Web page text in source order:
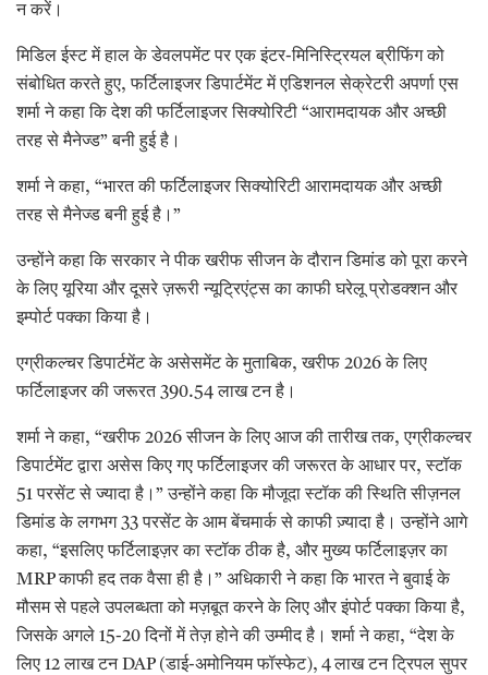
न करें।
मिडिल ईस्ट में हाल के डेवलपमेंट पर एक इंटर-मिनिस्ट्रियल ब्रीफिंग को
संबोधित करते हुए, फर्टिलाइजर डिपार्टमेंट में एडिशनल सेक्रेटरी अपर्णा एस
शर्मा ने कहा कि देश की फर्टिलाइजर सिक्योरिटी “आरामदायक और अच्छी
तरह से मैनेज्ड” बनी हुई है।
शर्मा ने कहा, “भारत की फर्टिलाइजर सिक्योरिटी आरामदायक और अच्छी
तरह से मैनेज्ड बनी हुई है।”
उन्होंने कहा कि सरकार ने पीक खरीफ सीजन के दौरान डिमांड को पूरा करने
के लिए यूरिया और दूसरे ज़रूरी न्यूट्रिएंट्स का काफी घरेलू प्रोडक्शन और
इम्पोर्ट पक्का किया है।
एग्रीकल्चर डिपार्टमेंट के असेसमेंट के मुताबिक, खरीफ 2026 के लिए
फर्टिलाइजर की जरूरत 390.54 लाख टन है।
शर्मा ने कहा, “खरीफ 2026 सीजन के लिए आज की तारीख तक, एग्रीकल्चर
डिपार्टमेंट द्वारा असेस किए गए फर्टिलाइजर की जरूरत के आधार पर, स्टॉक
51 परसेंट से ज्यादा है।” उन्होंने कहा कि मौजूदा स्टॉक की स्थिति सीज़नल
डिमांड के लगभग 33 परसेंट के आम बेंचमार्क से काफी ज़्यादा है। उन्होंने आगे
कहा, “इसलिए फर्टिलाइज़र का स्टॉक ठीक है, और मुख्य फर्टिलाइज़र का
MRP काफी हद तक वैसा ही है।” अधिकारी ने कहा कि भारत ने बुवाई के
मौसम से पहले उपलब्धता को मज़बूत करने के लिए और इंपोर्ट पक्का किया है,
जिसके अगले 15-20 दिनों में तेज़ होने की उम्मीद है। शर्मा ने कहा, “देश के
लिए 12 लाख टन DAP (डाई-अमोनियम फॉस्फेट), 4 लाख टन ट्रिपल सुपर